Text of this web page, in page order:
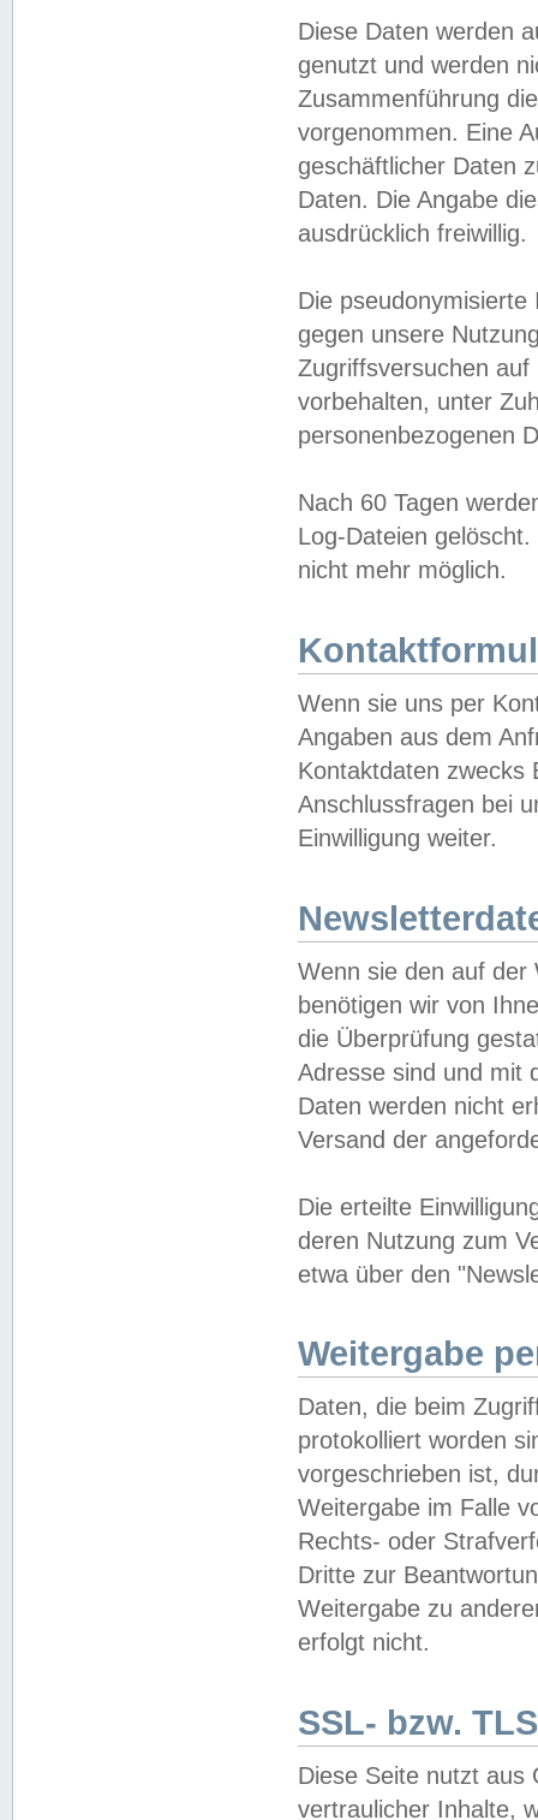
Diese Daten werden
genutzt und werden
Zusammenführung
vorgenommen. Eine
geschäftlicher Daten
Daten. Die Angabe
ausdrücklich freiwillig.
Die
gegen unsere
Zugriffsversuchen
vorbehalten, unter
personenbezogenen
Nach 60 Tagen
Log-Dateien
nicht mehr möglich.
Wenn sie uns per
Angaben aus dem
Kontaktdaten zwecks
Anschlussfragen bei
Einwilligung weiter.
Wenn sie den auf der
benötigen wir von
die Überprüfung
Adresse sind und mit
Daten werden nicht
Versand der
Die erteilte
deren Nutzung zum
etwa über den
Weitergabe
Daten, die beim
protokolliert worden
vorgeschrieben ist,
Weitergabe im Falle
Rechts- oder
Dritte zur
Weitergabe zu
erfolgt nicht.
SSL- bzw.
Diese Seite nutzt aus
vertraulicher Inhalte,